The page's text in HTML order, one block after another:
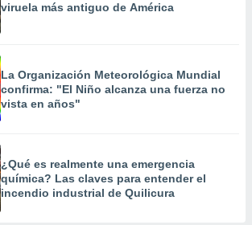
viruela más antiguo de América
La Organización Meteorológica Mundial
confirma: "El Niño alcanza una fuerza no
vista en años"
¿Qué es realmente una emergencia
química? Las claves para entender el
incendio industrial de Quilicura